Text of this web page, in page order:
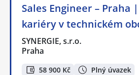
Sales Engineer – Praha
kariéry v technickém
SYNERGIE, s.r.o.
Praha
58 900 Kč
Plný úvazek